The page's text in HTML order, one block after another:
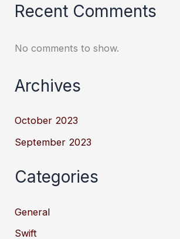
Recent Comments
No comments to show.
Archives
October 2023
September 2023
Categories
General
Swift